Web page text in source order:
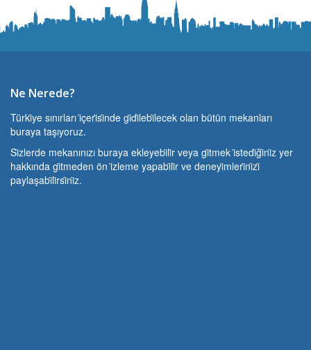
Ne Nerede?
Türki̇ye sınırları i̇çeri̇si̇nde gi̇di̇lebi̇lecek olan bütün mekanları
buraya taşıyoruz.
Si̇zlerde mekanınızı buraya ekleyebi̇li̇r veya gi̇tmek i̇stedi̇ği̇ni̇z yer
hakkında gi̇tmeden ön i̇zleme yapabi̇li̇r ve deneyi̇mleri̇ni̇zi̇
paylaşabi̇li̇rsi̇ni̇z.